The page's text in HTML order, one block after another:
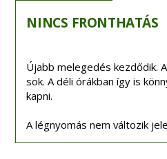
NINCS FRONTHATÁS
Újabb melegedés kezdődik.
sok. A déli órákban így is
kapni.
A légnyomás nem változik